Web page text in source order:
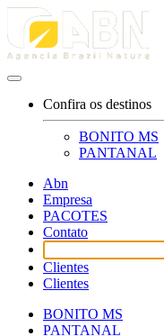
Confira os destinos
BONITO MS
PANTANAL
Abn
Empresa
PACOTES
Contato
Clientes
Clientes
BONITO MS
PANTANAL